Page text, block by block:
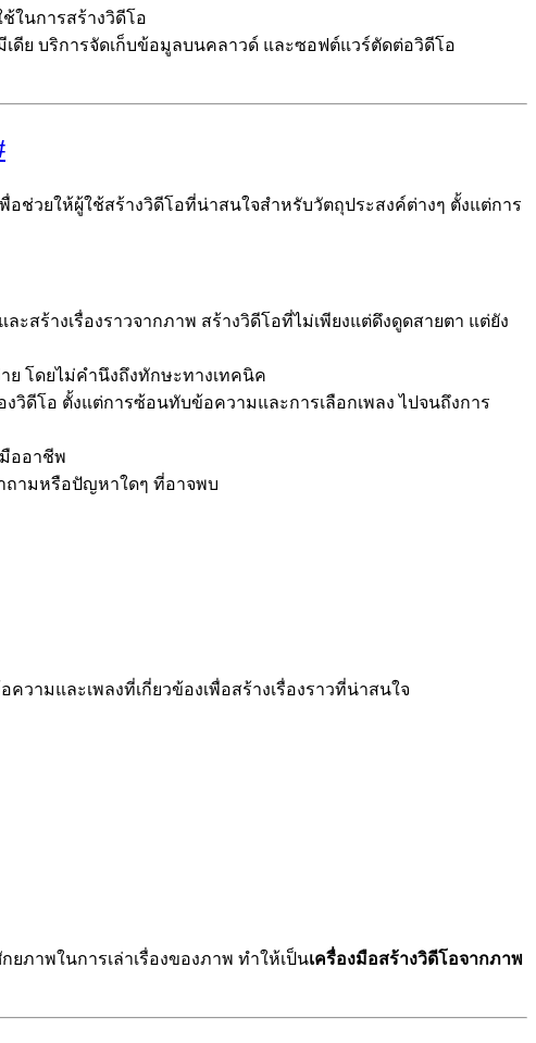
ในการสร้างวิดีโอ
ดีย บริการจัดเก็บข้อมูลบนคลาวด์ และซอฟต์แวร์ตัดต่อวิดีโอ
อช่วยให้ผู้ใช้สร้างวิดีโอที่น่าสนใจสำหรับวัตถุประสงค์ต่างๆ ตั้งแต่การ
ะสร้างเรื่องราวจากภาพ สร้างวิดีโอที่ไม่เพียงแต่ดึงดูดสายตา แต่ยัง
ย โดยไม่คำนึงถึงทักษะทางเทคนิค
วิดีโอ ตั้งแต่การซ้อนทับข้อความและการเลือกเพลง ไปจนถึงการ
ออาชีพ
ถามหรือปัญหาใดๆ ที่อาจพบ
ามและเพลงที่เกี่ยวข้องเพื่อสร้างเรื่องราวที่น่าสนใจ
ยภาพในการเล่าเรื่องของภาพ ทำให้เป็นเครื่องมือสร้างวิดีโอจากภาพ